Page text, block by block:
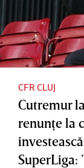
CFR CLUJ
Cutremur
renunţe la
SuperLiga: